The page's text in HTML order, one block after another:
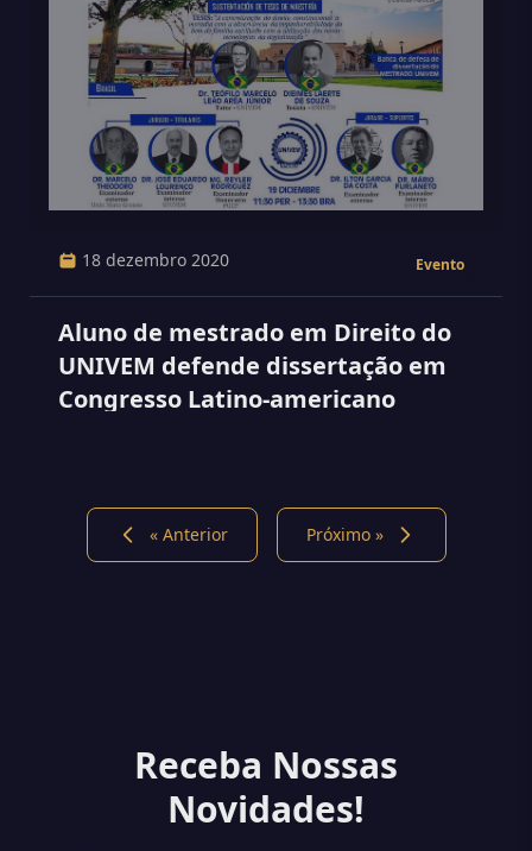
18 dezembro 2020 Evento
Aluno de mestrado em Direito do
UNIVEM defende dissertação em
Congresso Latino-americano
« Anterior Próximo »
Receba Nossas
Novidades!